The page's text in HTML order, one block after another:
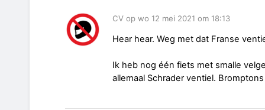
CV op wo 12 mei 2021 om 18:13
Hear hear. Weg met dat Franse
Ik heb nog één fiets met smalle
allemaal Schrader ventiel.